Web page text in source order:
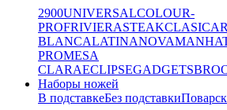
2900UNIVERSALCOLOUR-
PROFRIVIERASTEAKCLASICA
BLANCALATINANOVA
PROMESA
CLARAECLIPSEGADGETS
Наборы ножей
В подставкеБез подставки